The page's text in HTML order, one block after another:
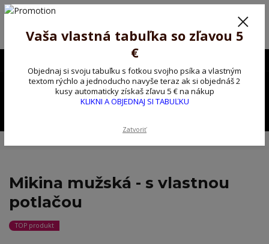
Poprosíme ctených zákazníkov o trpezlivosť, v tomto období máme
Preto sme Vám pripravili malý darček ako ospravedlnenie.
!!! ZĽAVA 5€ na PRVÚ objednávku nad 30€ s kódom pozorpes5 !!!
0,00 EUR
Mikina mužská - s vlastnou
potlačou
TOP produkt
Vaša vlastná tabuľka so zľavou 5
€
Objednaj si svoju tabuľku s fotkou svojho psíka a vlastným
textom rýchlo a jednoducho navyše teraz ak si objednáš 2
kusy automaticky získaš zľavu 5 € na nákup
KLIKNI A OBJEDNAJ SI TABUĽKU
Zatvoriť